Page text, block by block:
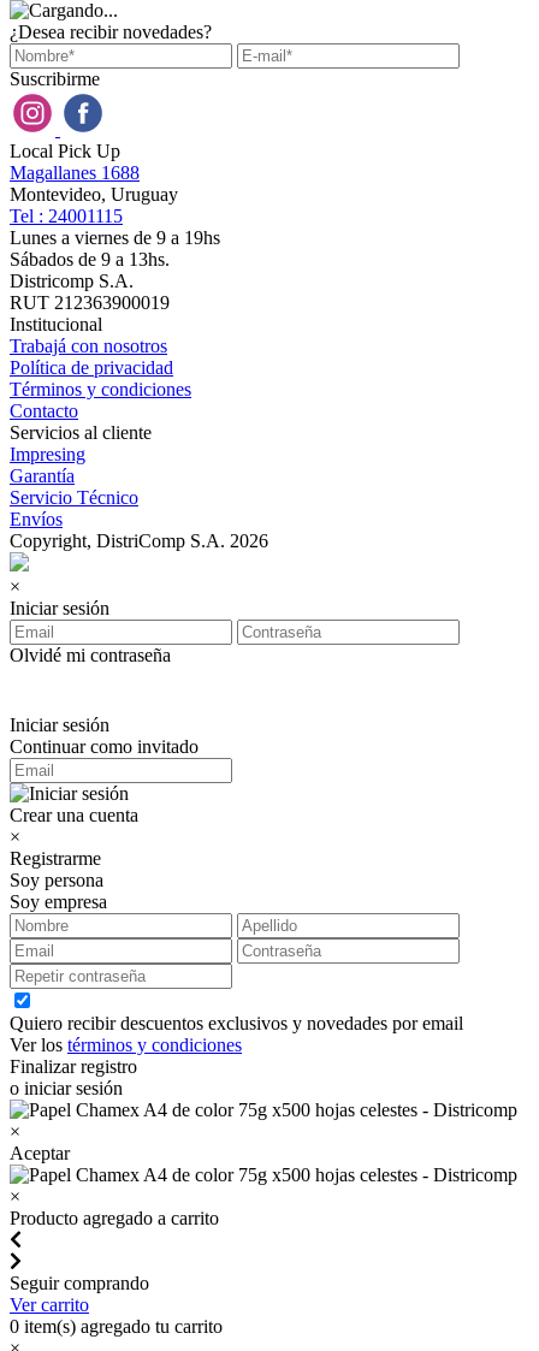
¿Desea recibir novedades?
Suscribirme
Local Pick Up
Magallanes 1688
Montevideo, Uruguay
Tel : 24001115
Lunes a viernes de 9 a 19hs
Sábados de 9 a 13hs.
Districomp S.A.
RUT 212363900019
Institucional
Trabajá con nosotros
Política de privacidad
Términos y condiciones
Contacto
Servicios al cliente
Impresing
Garantía
Servicio Técnico
Envíos
Copyright, DistriComp S.A. 2026
×
Iniciar sesión
Olvidé mi contraseña
Iniciar sesión
Continuar como invitado
Crear una cuenta
×
Registrarme
Soy persona
Soy empresa
Quiero recibir descuentos exclusivos y novedades por email
Ver los términos y condiciones
Finalizar registro
o iniciar sesión
×
Aceptar
×
Producto agregado a carrito
Seguir comprando
Ver carrito
0 item(s) agregado tu carrito